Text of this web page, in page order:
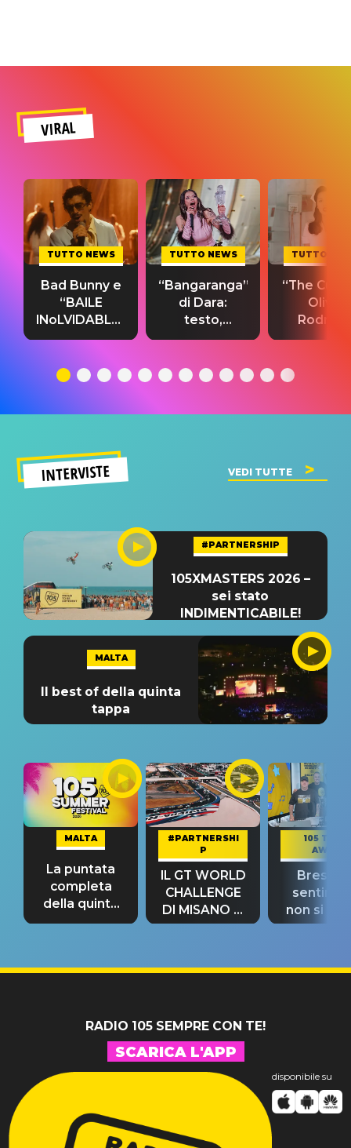
VIRAL
TUTTO NEWS
Bad Bunny e
“BAILE
INoLVIDABLE”:
testo,
significato
TUTTO NEWS
“Bangaranga”
di Dara:
testo,
traduzione e
del singolo
TUTTO
“The
Olivia
testo,
INTERVISTE VEDI TUTTE
#PARTNERSHIP
105XMASTERS 2026 –
sei stato
INDIMENTICABILE!
MALTA
Il best of della quinta
tappa
MALTA
La puntata
completa
della quinta
tappa
#PARTNERSHI
P
IL GT WORLD
CHALLENGE
DI MISANO si
riconferma
105 TAKE
AWAY
Bresh:
non si
fino alla
RADIO 105 SEMPRE CON TE!
SCARICA L'APP
disponibile su